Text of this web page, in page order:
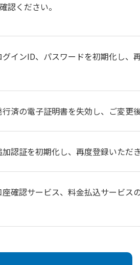
認ください。
グインID、パスワードを初期化し、
行済の電子証明書を失効し、ご変更
加認証を初期化し、再度登録いただき
座確認サービス、料金払込サービス